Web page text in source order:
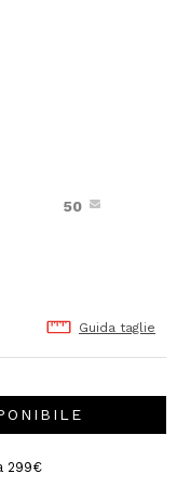
50
Guida taglie
299€